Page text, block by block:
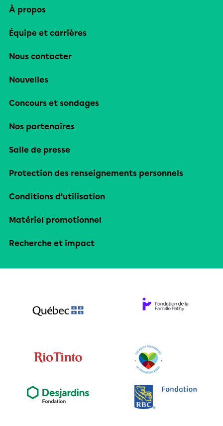
À propos
Équipe et carrières
Nous contacter
Nouvelles
Concours et sondages
Nos partenaires
Salle de presse
Protection des renseignements personnels
Conditions d’utilisation
Matériel promotionnel
Recherche et impact